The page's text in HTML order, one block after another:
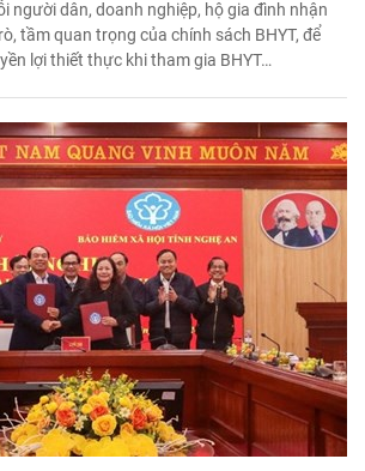
người dân, doanh nghiệp, hộ gia đình nhận
tầm quan trọng của chính sách BHYT, để
lợi thiết thực khi tham gia BHYT…